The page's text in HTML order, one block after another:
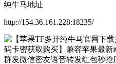
纯牛马地址
http://154.36.161.228:18235/